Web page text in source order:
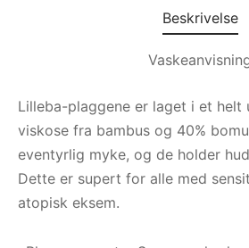
Beskrivelse
Lilleba-plaggene er laget i et helt
viskose fra bambus og 40%
eventyrlig myke, og de holder
Dette er supert for alle med
atopisk eksem.